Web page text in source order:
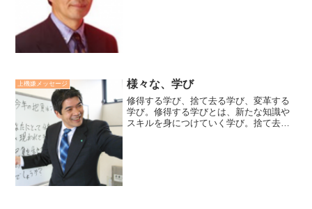
上機嫌メッセージ 様々な、学び
修得する学び、捨て去る学び、変革する
学び。修得する学びとは、新たな知識や
スキルを身につけていく学び。捨て去る